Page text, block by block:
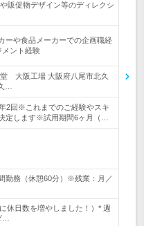
販促物デザイン等のディレクシ
ーや食品メーカーでの企画職経
ント経験
大阪工場 大阪府八尾市北久
…
2回※これまでのご経験やスキ
定します※試用期間6ヶ月（…
勤務（休憩60分）※残業：月／
休日数を増やしました！）* 週
…